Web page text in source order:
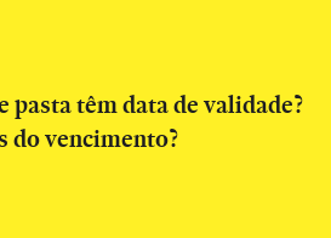
pasta têm data de validade?
do vencimento?